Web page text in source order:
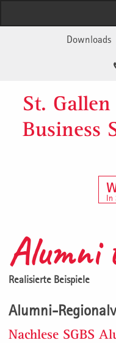
Downloads
St. Gallen
Business
In
Alumni
Realisierte Beispiele
Alumni-
Nachlese SGBS